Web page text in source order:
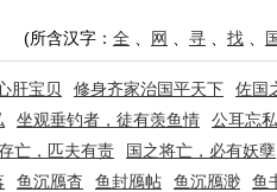
(所含汉字： 全 网 寻 找
肝宝贝 修身齐家治国平天下 佐国
坐观垂钓者，徒有羡鱼情 公耳忘
亡，匹夫有责 国之将亡，必有妖孽
鱼沉鴈杳 鱼封鴈帖 鱼沉鴈渺 鱼